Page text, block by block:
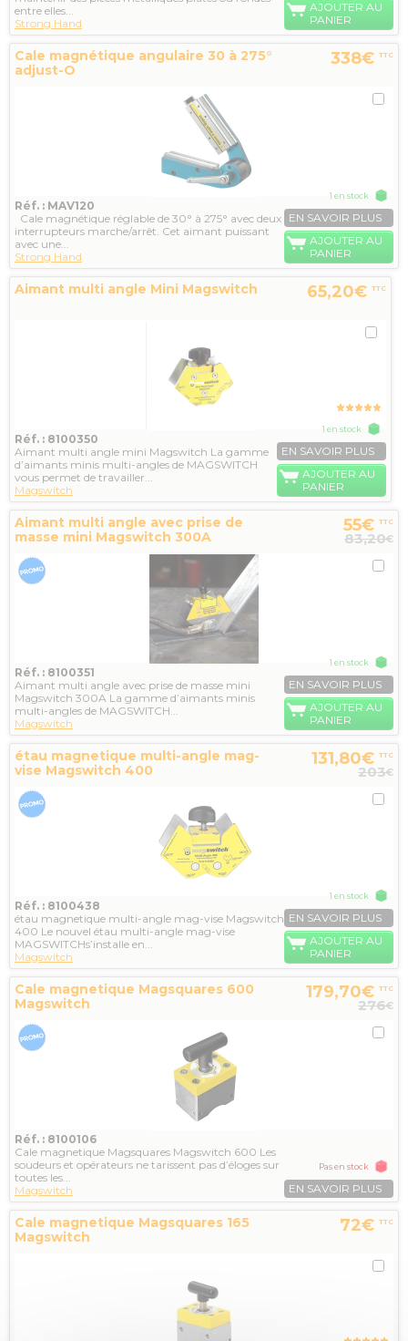
entre elles...
Strong Hand
AJOUTER AU
PANIER
Cale magnétique angulaire 30 à 275°
adjust-O
338€ TTC
Réf. : MAV120
Cale magnétique réglable de 30° à 275° avec deux
interrupteurs marche/arrêt. Cet aimant puissant
avec une...
Strong Hand
1 en stock
EN SAVOIR PLUS
AJOUTER AU
PANIER
Aimant multi angle Mini Magswitch 65,20€ TTC
Réf. : 8100350
Aimant multi angle mini Magswitch La gamme
d’aimants minis multi-angles de MAGSWITCH
vous permet de travailler...
Magswitch
1 en stock
EN SAVOIR PLUS
AJOUTER AU
PANIER
Aimant multi angle avec prise de
masse mini Magswitch 300A
55€ TTC
83,20€
Réf. : 8100351
Aimant multi angle avec prise de masse mini
Magswitch 300A La gamme d’aimants minis
multi-angles de MAGSWITCH...
Magswitch
1 en stock
EN SAVOIR PLUS
AJOUTER AU
PANIER
étau magnetique multi-angle mag-
vise Magswitch 400
131,80€ TTC
203€
Réf. : 8100438
étau magnetique multi-angle mag-vise Magswitch
400 Le nouvel étau multi-angle mag-vise
MAGSWITCHs’installe en...
Magswitch
1 en stock
EN SAVOIR PLUS
AJOUTER AU
PANIER
Cale magnetique Magsquares 600
Magswitch
179,70€ TTC
276€
Réf. : 8100106
Cale magnetique Magsquares Magswitch 600 Les
soudeurs et opérateurs ne tarissent pas d’éloges sur
toutes les...
Magswitch
Pas en stock
EN SAVOIR PLUS
Cale magnetique Magsquares 165
Magswitch
72€ TTC